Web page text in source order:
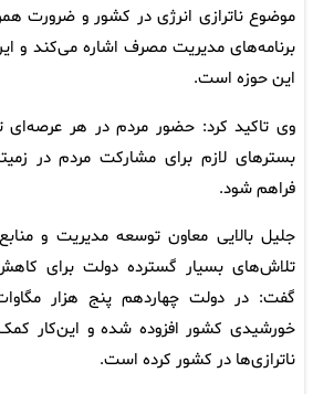
موضوع ناترازی انرژی در کشور و ضرورت
برنامه‌های مدیریت مصرف اشاره می‌کند و
این حوزه است.
وی تاکید کرد: حضور مردم در هر عرصه‌ای
بسترهای لازم برای مشارکت مردم در
فراهم شود.
جلیل بالایی معاون توسعه مدیریت و
تلاش‌های بسیار گسترده‌ دولت برای کاهش
گفت: در دولت چهاردهم پنج هزار
خورشیدی کشور افزوده شده و این‌کار
ناترازی‌ها در کشور کرده است.